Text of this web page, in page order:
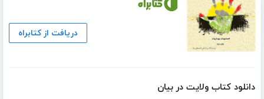
دریافت از کتابراه
دانلود کتاب ولایت در بیان